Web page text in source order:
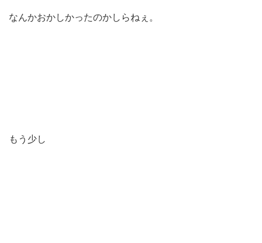
なんかおかしかったのかしらねぇ。
もう少し